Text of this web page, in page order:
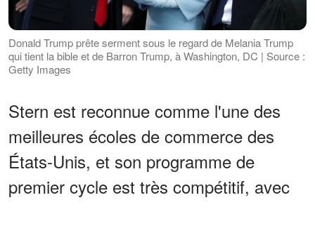
Donald Trump prête serment sous le regard de Melania Trump
qui tient la bible et de Barron Trump, à Washington, DC | Source :
Getty Images
Stern est reconnue comme l'une des
meilleures écoles de commerce des
États-Unis, et son programme de
premier cycle est très compétitif, avec